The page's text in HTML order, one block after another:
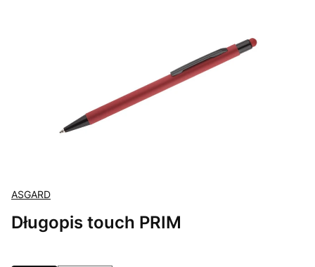
ASGARD
Długopis touch PRIM